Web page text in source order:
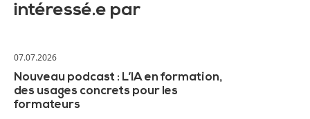
intéressé.e par
07.07.2026
Nouveau podcast : L’IA en formation,
des usages concrets pour les
formateurs